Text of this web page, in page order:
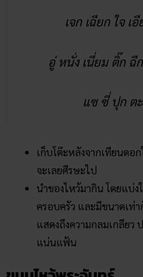
ที ล๊อ ซี๊ง
เจก เฉียก ใจ เ
อู่ หนั่ง เนี่ยม ติ๊ก ฉี
แซ ซี่ ปุก ตะ
เก็บโต๊ะหลังจากเทียนดอ